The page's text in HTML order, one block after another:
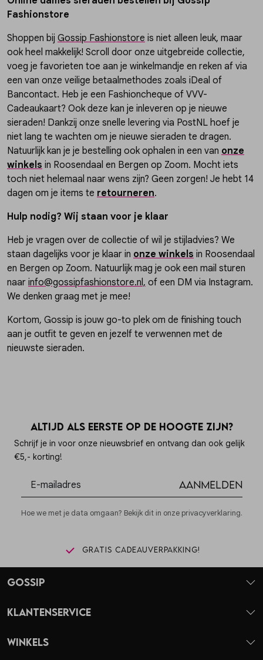
Fashionstore
Shoppen bij Gossip Fashionstore is niet alleen leuk, maar
ook heel makkelijk! Scroll door onze uitgebreide collectie,
voeg je favorieten toe aan je winkelmandje en reken af via
een van onze veilige betaalmethodes zoals iDeal of
Bancontact. Heb je een Fashioncheque of VVV-
Cadeaukaart? Ook deze kan je inleveren op je nieuwe
sieraden! Dankzij onze snelle levering via PostNL hoef je
niet lang te wachten om je nieuwe sieraden te dragen.
Natuurlijk kan je je bestelling ook ophalen in een van onze
winkels in Roosendaal en Bergen op Zoom. Mocht iets
toch niet helemaal naar wens zijn? Geen zorgen! Je hebt 14
dagen om je items te retourneren.
Hulp nodig? Wij staan voor je klaar
Heb je vragen over de collectie of wil je stijladvies? We
staan dagelijks voor je klaar in onze winkels in Roosendaal
en Bergen op Zoom. Natuurlijk mag je ook een mail sturen
naar info@gossipfashionstore.nl, of een DM via Instagram.
We denken graag met je mee!
Kortom, Gossip is jouw go-to plek om de finishing touch
aan je outfit te geven en jezelf te verwennen met de
nieuwste sieraden.
Altijd als eerste op de hoogte zijn?
Schrijf je in voor onze nieuwsbrief en ontvang dan ook gelijk
€5,- korting!
Aanmelden
Hoe we met je data omgaan? Bekijk dit in onze privacyverklaring.
Gratis cadeauverpakking!
Gossip
Klantenservice
Winkels